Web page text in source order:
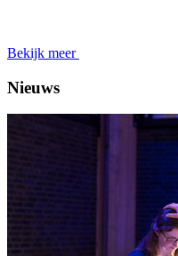
Bekijk meer
Nieuws